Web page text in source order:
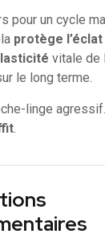
pour un cycle
protège
vitale de
le long terme.
linge